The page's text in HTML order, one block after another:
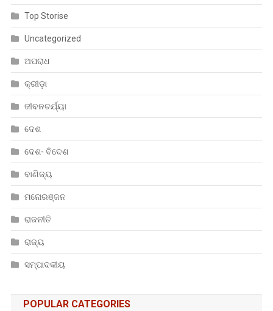
Top Storise
Uncategorized
ଅପରାଧ
କ୍ରୀଡ଼ା
ଜୀବନଚର୍ଯ୍ୟା
ଦେଶ
ଦେଶ- ବିଦେଶ
ବାଣିଜ୍ୟ
ମନୋରଞ୍ଜନ
ରାଜନୀତି
ରାଜ୍ୟ
ସମ୍ପାଦକୀୟ
POPULAR CATEGORIES